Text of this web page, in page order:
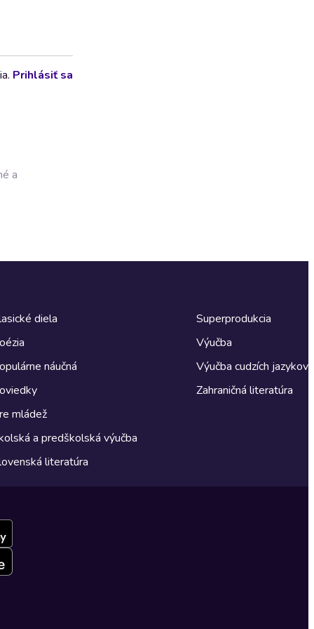
Prihlásiť sa
a
diela
náučná
mládež
a predškolská výučba
literatúra
Superprodukcia
Výučba
Výučba cudzích jazykov
Zahraničná literatúra